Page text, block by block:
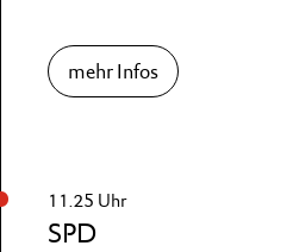
mehr Infos
11.25 Uhr
SPD